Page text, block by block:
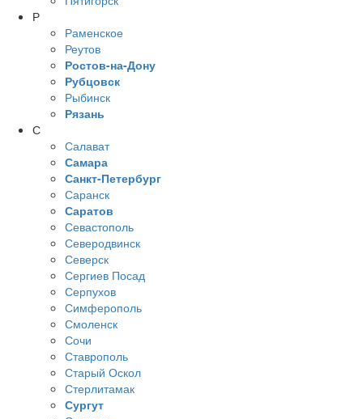
Р
Раменское
Реутов
Ростов-на-Дону
Рубцовск
Рыбинск
Рязань
С
Салават
Самара
Санкт-Петербург
Саранск
Саратов
Севастополь
Северодвинск
Северск
Сергиев Посад
Серпухов
Симферополь
Смоленск
Сочи
Ставрополь
Старый Оскол
Стерлитамак
Сургут